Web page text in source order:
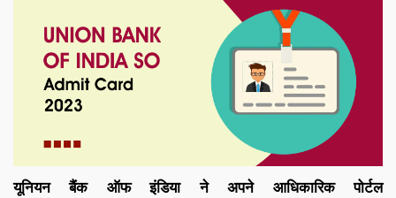
यूनियन बैंक ऑफ इंडिया ने अपने आधिकारिक पोर्टल